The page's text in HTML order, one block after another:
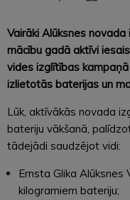
Vairāki Alūksnes
mācību gadā aktīvi
vides izglītības
izlietotās baterijas un
Lūk, aktīvākās novada
bateriju vākšanā,
tādejādi saudzējot vidi:
Ernsta Glika
kilogramiem bateriju;